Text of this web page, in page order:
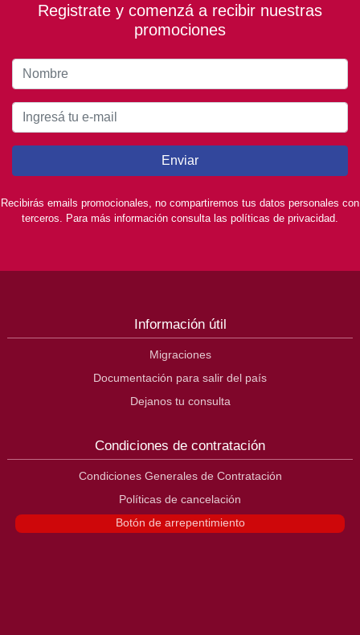
Registrate y comenzá a recibir nuestras
promociones
Enviar
Recibirás emails promocionales, no compartiremos tus datos personales con
terceros. Para más información consulta las políticas de privacidad.
Información útil
Migraciones
Documentación para salir del país
Dejanos tu consulta
Condiciones de contratación
Condiciones Generales de Contratación
Políticas de cancelación
Botón de arrepentimiento